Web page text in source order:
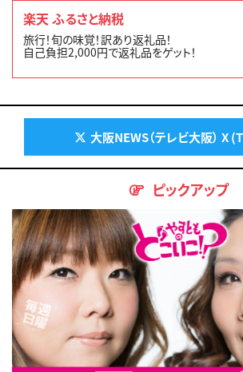
楽天 ふるさと納税
旅行！旬の味覚！訳あり返礼品！
自己負担2,000円で返礼品をゲット！
大阪NEWS（テレビ大阪） X
ピックアップ